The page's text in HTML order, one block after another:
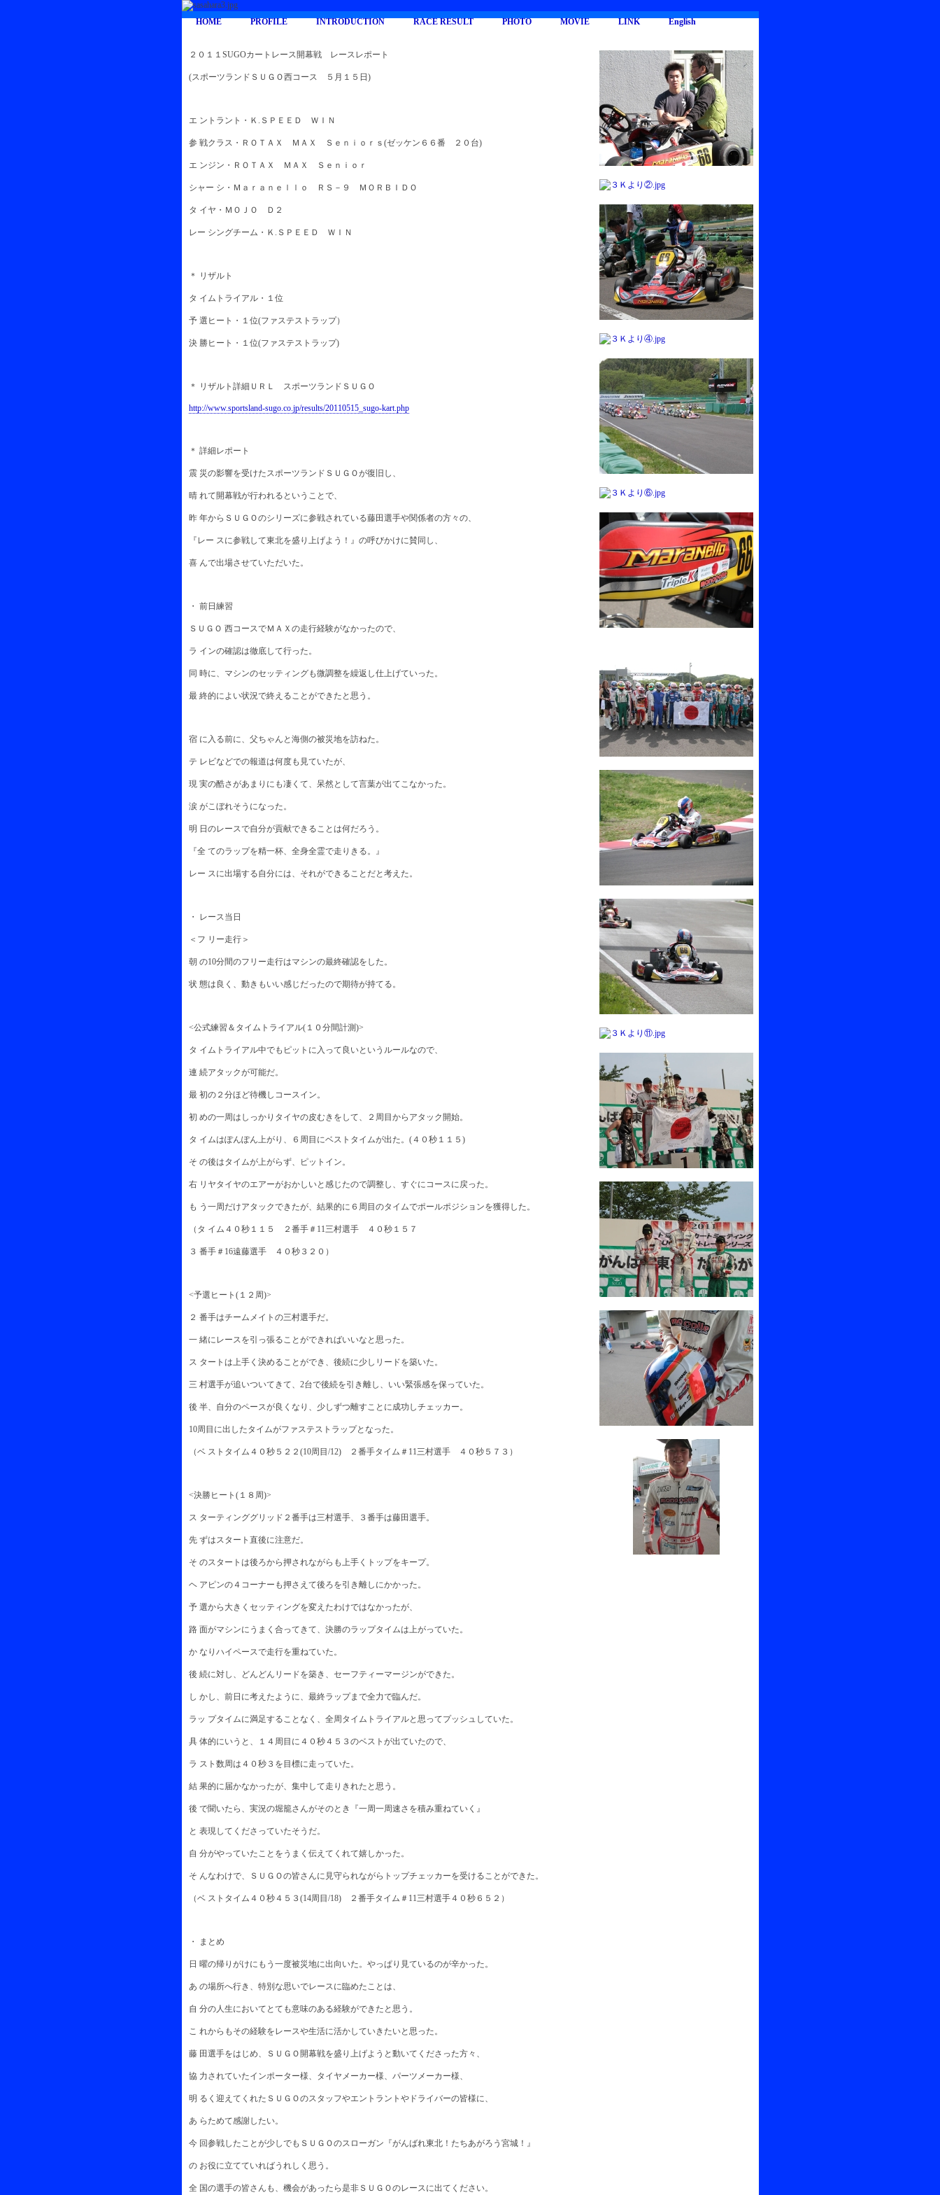
HOME PROFILE INTRODUCTION RACE RESULT PHOTO MOVIE LINK English
２０１１SUGOカートレース開幕戦 レースレポート
(スポーツランドＳＵＧＯ西コース ５月１５日)
エ ントラント・Ｋ.ＳＰＥＥＤ ＷＩＮ
参 戦クラス・ＲＯＴＡＸ ＭＡＸ Ｓｅｎｉｏｒｓ(ゼッケン６６番 ２０台)
エ ンジン・ＲＯＴＡＸ ＭＡＸ Ｓｅｎｉｏｒ
シャー シ・Ｍａｒａｎｅｌｌｏ ＲＳ－９ ＭＯＲＢＩＤＯ
タ イヤ・ＭＯＪＯ Ｄ２
レー シングチーム・Ｋ.ＳＰＥＥＤ ＷＩＮ
＊ リザルト
タ イムトライアル・１位
予 選ヒート・１位(ファステストラップ）
決 勝ヒート・１位(ファステストラップ)
＊ リザルト詳細ＵＲＬ スポーツランドＳＵＧＯ
http://www.sportsland-sugo.co.jp/results/20110515_sugo-kart.php
＊ 詳細レポート
震 災の影響を受けたスポーツランドＳＵＧＯが復旧し、
晴 れて開幕戦が行われるということで、
昨 年からＳＵＧＯのシリーズに参戦されている藤田選手や関係者の方々の、
『レー スに参戦して東北を盛り上げよう！』の呼びかけに賛同し、
喜 んで出場させていただいた。
・ 前日練習
ＳＵＧＯ 西コースでＭＡＸの走行経験がなかったので、
ラ インの確認は徹底して行った。
同 時に、マシンのセッティングも微調整を繰返し仕上げていった。
最 終的によい状況で終えることができたと思う。
宿 に入る前に、父ちゃんと海側の被災地を訪ねた。
テ レビなどでの報道は何度も見ていたが、
現 実の酷さがあまりにも凄くて、呆然として言葉が出てこなかった。
涙 がこぼれそうになった。
明 日のレースで自分が貢献できることは何だろう。
『全 てのラップを精一杯、全身全霊で走りきる。』
レー スに出場する自分には、それができることだと考えた。
・ レース当日
＜フ リー走行＞
朝 の10分間のフリー走行はマシンの最終確認をした。
状 態は良く、動きもいい感じだったので期待が持てる。
<公式練習＆タイムトライアル(１０分間計測)>
タ イムトライアル中でもピットに入って良いというルールなので、
連 続アタックが可能だ。
最 初の２分ほど待機しコースイン。
初 めの一周はしっかりタイヤの皮むきをして、２周目からアタック開始。
タ イムはぽんぽん上がり、６周目にベストタイムが出た。(４０秒１１５)
そ の後はタイムが上がらず、ピットイン。
右 リヤタイヤのエアーがおかしいと感じたので調整し、すぐにコースに戻った。
も う一周だけアタックできたが、結果的に６周目のタイムでポールポジションを獲得した。
（タ イム４０秒１１５ ２番手＃11三村選手 ４０秒１５７
３ 番手＃16遠藤選手 ４０秒３２０）
<予選ヒート(１２周)>
２ 番手はチームメイトの三村選手だ。
一 緒にレースを引っ張ることができればいいなと思った。
ス タートは上手く決めることができ、後続に少しリードを築いた。
三 村選手が追いついてきて、2台で後続を引き離し、いい緊張感を保っていた。
後 半、自分のペースが良くなり、少しずつ離すことに成功しチェッカー。
10周目に出したタイムがファステストラップとなった。
（ベ ストタイム４０秒５２２(10周目/12) ２番手タイム＃11三村選手 ４０秒５７３）
<決勝ヒート(１８周)>
ス ターティンググリッド２番手は三村選手、３番手は藤田選手。
先 ずはスタート直後に注意だ。
そ のスタートは後ろから押されながらも上手くトップをキープ。
ヘ アピンの４コーナーも押さえて後ろを引き離しにかかった。
予 選から大きくセッティングを変えたわけではなかったが、
路 面がマシンにうまく合ってきて、決勝のラップタイムは上がっていた。
か なりハイペースで走行を重ねていた。
後 続に対し、どんどんリードを築き、セーフティーマージンができた。
し かし、前日に考えたように、最終ラップまで全力で臨んだ。
ラッ プタイムに満足することなく、全周タイムトライアルと思ってプッシュしていた。
具 体的にいうと、１４周目に４０秒４５３のベストが出ていたので、
ラ スト数周は４０秒３を目標に走っていた。
結 果的に届かなかったが、集中して走りきれたと思う。
後 で聞いたら、実況の堀籠さんがそのとき『一周一周速さを積み重ねていく』
と 表現してくださっていたそうだ。
自 分がやっていたことをうまく伝えてくれて嬉しかった。
そ んなわけで、ＳＵＧＯの皆さんに見守られながらトップチェッカーを受けることができた。
（ベ ストタイム４０秒４５３(14周目/18) ２番手タイム＃11三村選手４０秒６５２）
・ まとめ
日 曜の帰りがけにもう一度被災地に出向いた。やっぱり見ているのが辛かった。
あ の場所へ行き、特別な思いでレースに臨めたことは、
自 分の人生においてとても意味のある経験ができたと思う。
こ れからもその経験をレースや生活に活かしていきたいと思った。
藤 田選手をはじめ、ＳＵＧＯ開幕戦を盛り上げようと動いてくださった方々、
協 力されていたインポーター様、タイヤメーカー様、パーツメーカー様、
明 るく迎えてくれたＳＵＧＯのスタッフやエントラントやドライバーの皆様に、
あ らためて感謝したい。
今 回参戦したことが少しでもＳＵＧＯのスローガン『がんばれ東北！たちあがろう宮城！』
の お役に立てていればうれしく思う。
全 国の選手の皆さんも、機会があったら是非ＳＵＧＯのレースに出てください。